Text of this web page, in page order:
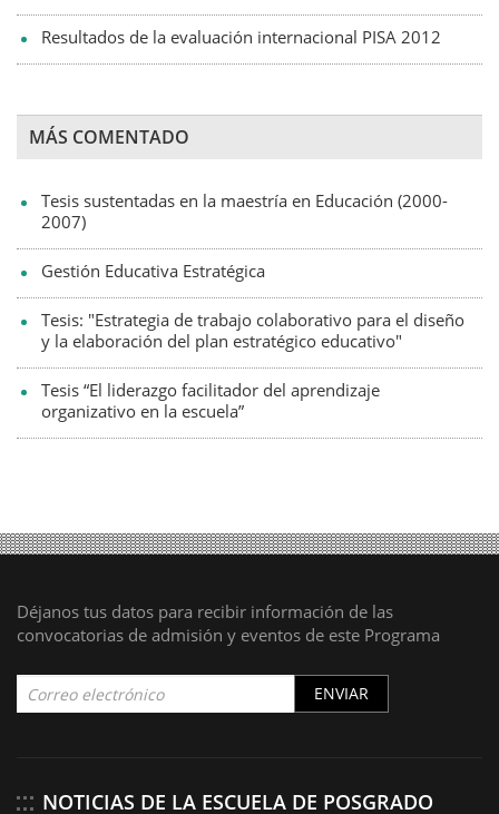
Resultados de la evaluación internacional PISA 2012
MÁS COMENTADO
Tesis sustentadas en la maestría en Educación (2000-
2007)
Gestión Educativa Estratégica
Tesis: "Estrategia de trabajo colaborativo para el diseño
y la elaboración del plan estratégico educativo"
Tesis “El liderazgo facilitador del aprendizaje
organizativo en la escuela”
Déjanos tus datos para recibir información de las
convocatorias de admisión y eventos de este Programa
ENVIAR
NOTICIAS DE LA ESCUELA DE POSGRADO